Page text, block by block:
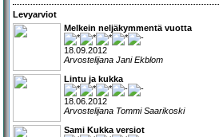
Levyarviot
Melkein neljäkymmentä vuotta
18.09.2012
Arvostelijana Jani Ekblom
Lintu ja kukka
18.06.2012
Arvostelijana Tommi Saarikoski
Sami Kukka versiot